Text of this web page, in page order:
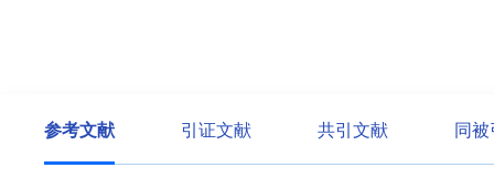
参考文献 引证文献 共引文献 同